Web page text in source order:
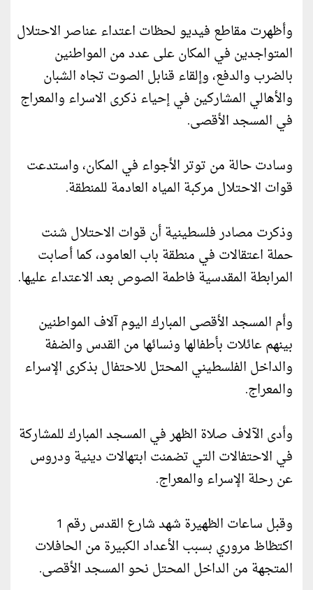
وأظهرت مقاطع فيديو لحظات اعتداء عناصر الاحتلال
المتواجدين في المكان على عدد من المواطنين
بالضرب والدفع، وإلقاء قنابل الصوت تجاه الشبان
والأهالي المشاركين في إحياء ذكرى الاسراء والمعراج
في المسجد الأقصى.
وسادت حالة من توتر الأجواء في المكان، واستدعت
قوات الاحتلال مركبة المياه العادمة للمنطقة.
وذكرت مصادر فلسطينية أن قوات الاحتلال شنت
حملة اعتقالات في منطقة باب العامود، كما أصابت
المرابطة المقدسية فاطمة الصوص بعد الاعتداء عليها.
وأم المسجد الأقصى المبارك اليوم آلاف المواطنين
بينهم عائلات بأطفالها ونسائها من القدس والضفة
والداخل الفلسطيني المحتل للاحتفال بذكرى الإسراء
والمعراج.
وأدى الآلاف صلاة الظهر في المسجد المبارك للمشاركة
في الاحتفالات التي تضمنت ابتهالات دينية ودروس
عن رحلة الإسراء والمعراج.
وقبل ساعات الظهيرة شهد شارع القدس رقم 1
اكتظاظ مروري بسبب الأعداد الكبيرة من الحافلات
المتجهة من الداخل المحتل نحو المسجد الأقصى.